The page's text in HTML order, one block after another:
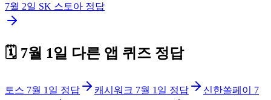
7월 2일 SK 스토아 정답
🗓️ 7월 1일 다른 앱 퀴즈 정답
토스 7월 1일 정답 캐시워크 7월 1일 정답 신한쏠페이
7